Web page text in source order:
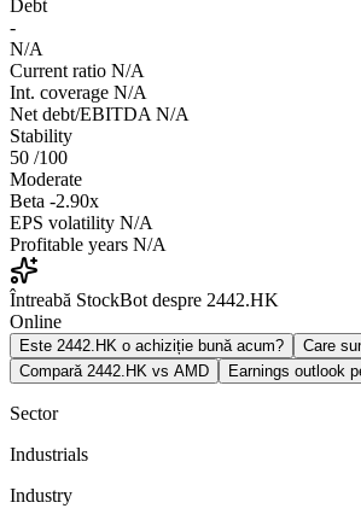
Debt
-
N/A
Current ratio N/A
Int. coverage N/A
Net debt/EBITDA N/A
Stability
50 /100
Moderate
Beta -2.90x
EPS volatility N/A
Profitable years N/A
Întreabă StockBot despre 2442.HK
Online
Este 2442.HK o achiziție bună acum?
Care
Compară 2442.HK vs AMD
Earnings outlook
Sector
Industrials
Industry